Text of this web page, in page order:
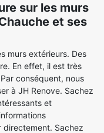
sur les murs
et ses
murs extérieurs. Des
En effet, il est très
conséquent, nous
à JH Renove. Sachez
et
directement. Sachez